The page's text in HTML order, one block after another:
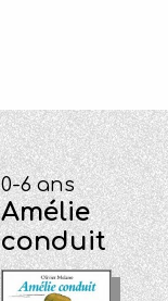
0-6 ans
Amélie
conduit